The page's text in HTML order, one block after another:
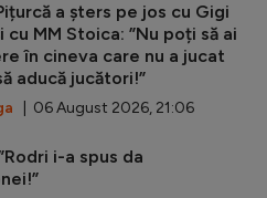
a șters pe jos cu Gigi
cu MM Stoica: ”Nu poți să ai
în cineva care nu a jucat
aducă jucători!”
| 06 August 2026, 21:06
i-a spus da